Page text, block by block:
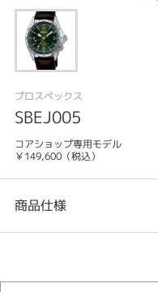
プロスペックス
SBEJ005
コアショップ専用モデル
￥149,600（税込）
商品仕様
時計